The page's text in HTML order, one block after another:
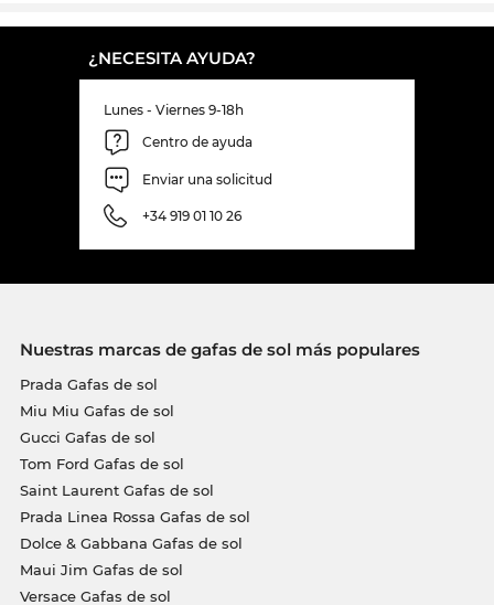
¿NECESITA AYUDA?
Lunes - Viernes 9-18h
Centro de ayuda
Enviar una solicitud
+34 919 01 10 26
Nuestras marcas de gafas de sol más populares
Prada Gafas de sol
Miu Miu Gafas de sol
Gucci Gafas de sol
Tom Ford Gafas de sol
Saint Laurent Gafas de sol
Prada Linea Rossa Gafas de sol
Dolce & Gabbana Gafas de sol
Maui Jim Gafas de sol
Versace Gafas de sol